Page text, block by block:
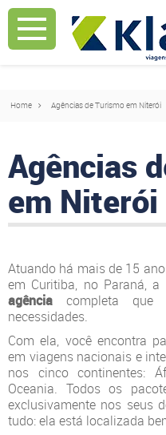
Mostrar Aviso
Home Agências de Turismo em Niterói
Agências
em Niterói
Atuando há mais de 15
em Curitiba, no Paraná,
agência completa que
necessidades.
Com ela, você encontra
em viagens nacionais e
nos cinco continentes:
Oceania. Todos os
exclusivamente nos seus
tudo: ela está localizada